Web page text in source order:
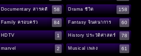
Documentary สารคดี 58 Drama ชีวิต 158
Family ครอบครัว 84 Fantasy จินตนาการ 60
HDTV 1 History ประวัติศาสตร์ 78
marvel 2 Musical เพลง 61